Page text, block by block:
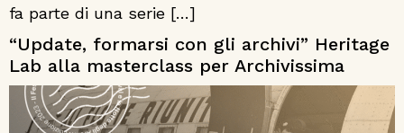
fa parte di una serie […]
“Update, formarsi con gli archivi” Heritage
Lab alla masterclass per Archivissima